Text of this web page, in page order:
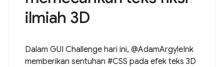
ilmiah 3D
Dalam GUI Challenge hari ini, @AdamArgyleInk
memberikan sentuhan #CSS pada efek teks 3D